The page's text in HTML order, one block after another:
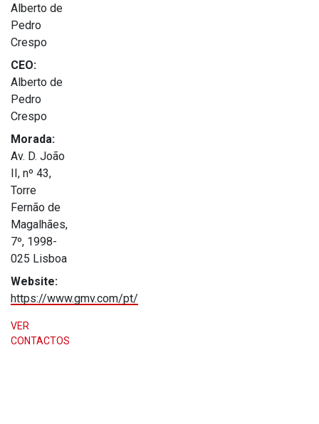
Alberto de
Pedro
Crespo
CEO:
Alberto de
Pedro
Crespo
Morada:
Av. D. João
II, nº 43,
Torre
Fernão de
Magalhães,
7º, 1998-
025 Lisboa
Website:
https://www.gmv.com/pt/
VER
CONTACTOS